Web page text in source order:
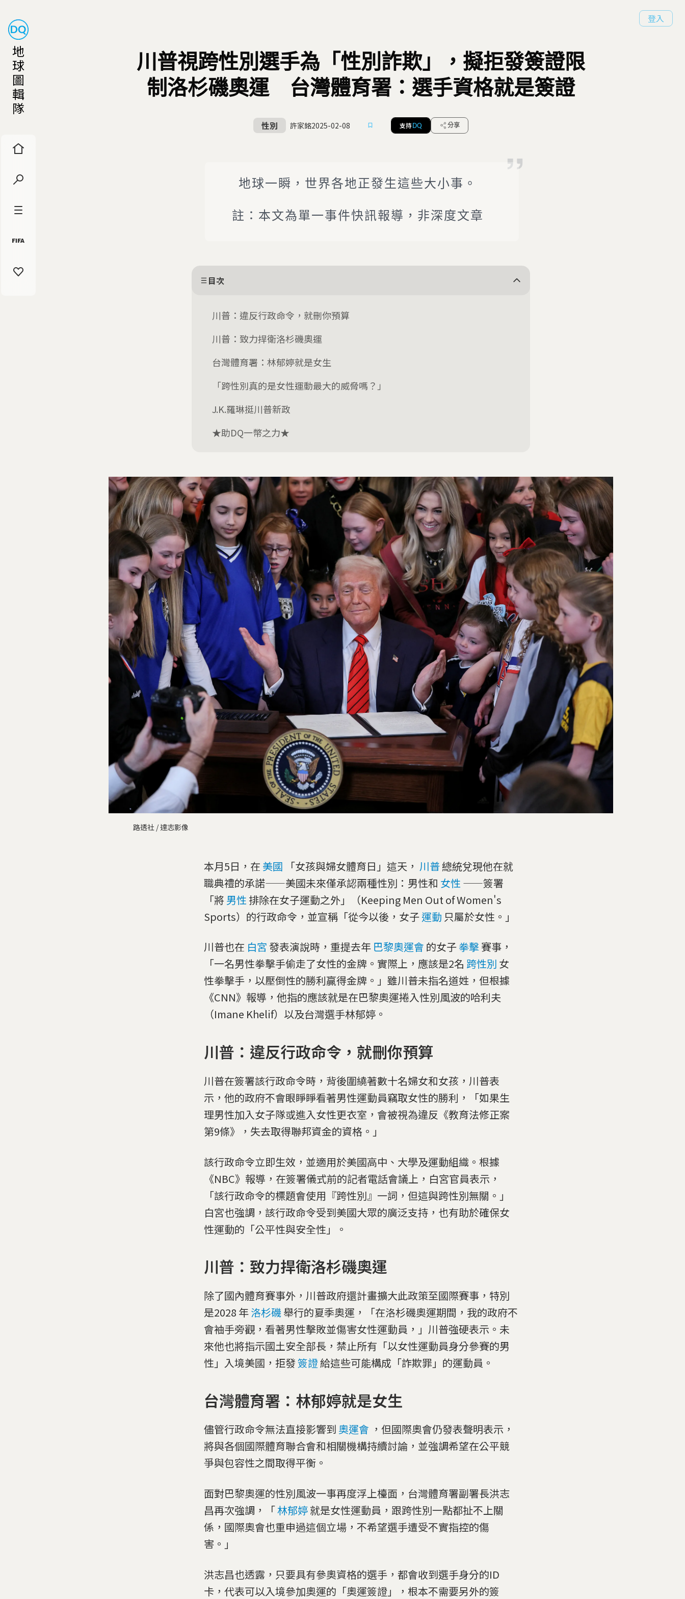
地
球
圖
輯
隊
登入
川普視跨性別選手為「性別詐欺」，擬拒發簽證限
制洛杉磯奧運 台灣體育署：選手資格就是簽證
性別 許家銘2025-02-08 支持 DQ 分享
地球一瞬，世界各地正發生這些大小事。
註：本文為單一事件快訊報導，非深度文章
目次
川普：違反行政命令，就刪你預算
川普：致力捍衛洛杉磯奧運
台灣體育署：林郁婷就是女生
「跨性別真的是女性運動最大的威脅嗎？」
J.K.羅琳挺川普新政
★助DQ一幣之力★
路透社 / 達志影像
本月5日，在 美國 「女孩與婦女體育日」這天， 川普總統兌現他在就
職典禮的承諾——美國未來僅承認兩種性別：男性和 女性 ——簽署
「將 男性 排除在女子運動之外」（Keeping Men Out of Women's
Sports）的行政命令，並宣稱「從今以後，女子運動 只屬於女性。」
川普也在 白宮 發表演說時，重提去年 巴黎奧運會 的女子拳擊賽事，
「一名男性拳擊手偷走了女性的金牌。實際上，應該是2名 跨性別 女
性拳擊手，以壓倒性的勝利贏得金牌。」雖川普未指名道姓，但根據
《CNN》報導，他指的應該就是在巴黎奧運捲入性別風波的哈利夫
（Imane Khelif）以及台灣選手林郁婷。
川普：違反行政命令，就刪你預算
川普在簽署該行政命令時，背後圍繞著數十名婦女和女孩，川普表
示，他的政府不會眼睜睜看著男性運動員竊取女性的勝利，「如果生
理男性加入女子隊或進入女性更衣室，會被視為違反《教育法修正案
第9條》，失去取得聯邦資金的資格。」
該行政命令立即生效，並適用於美國高中、大學及運動組織。根據
《NBC》報導，在簽署儀式前的記者電話會議上，白宮官員表示，
「該行政命令的標題會使用『跨性別』一詞，但這與跨性別無關。」
白宮也強調，該行政命令受到美國大眾的廣泛支持，也有助於確保女
性運動的「公平性與安全性」。
川普：致力捍衛洛杉磯奧運
除了國內體育賽事外，川普政府還計畫擴大此政策至國際賽事，特別
是2028 年洛杉磯舉行的夏季奧運，「在洛杉磯奧運期間，我的政府不
會袖手旁觀，看著男性擊敗並傷害女性運動員，」川普強硬表示。未
來他也將指示國土安全部長，禁止所有「以女性運動員身分參賽的男
性」入境美國，拒發簽證給這些可能構成「詐欺罪」的運動員。
台灣體育署：林郁婷就是女生
儘管行政命令無法直接影響到 奧運會 ，但國際奧會仍發表聲明表示，
將與各個國際體育聯合會和相關機構持續討論，並強調希望在公平競
爭與包容性之間取得平衡。
面對巴黎奧運的性別風波一事再度浮上檯面，台灣體育署副署長洪志
昌再次強調，「林郁婷就是女性運動員，跟跨性別一點都扯不上關
係，國際奧會也重申過這個立場，不希望選手遭受不實指控的傷
害。」
洪志昌也透露，只要具有參奧資格的選手，都會收到選手身分的ID
卡，代表可以入境參加奧運的「奧運簽證」，根本不需要另外的簽